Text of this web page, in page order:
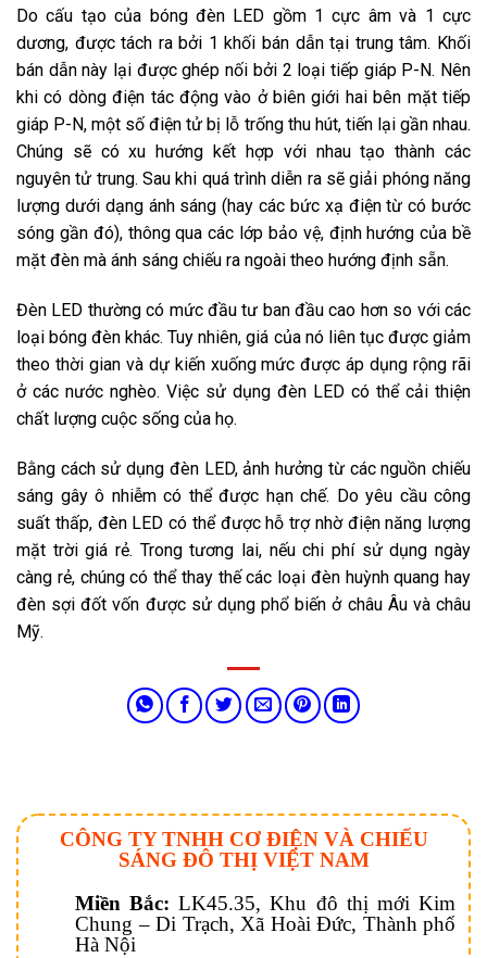
Do cấu tạo của bóng đèn LED gồm 1 cực âm và 1 cực
dương, được tách ra bởi 1 khối bán dẫn tại trung tâm. Khối
bán dẫn này lại được ghép nối bởi 2 loại tiếp giáp P-N. Nên
khi có dòng điện tác động vào ở biên giới hai bên mặt tiếp
giáp P-N, một số điện tử bị lỗ trống thu hút, tiến lại gần nhau.
Chúng sẽ có xu hướng kết hợp với nhau tạo thành các
nguyên tử trung. Sau khi quá trình diễn ra sẽ giải phóng năng
lượng dưới dạng ánh sáng (hay các bức xạ điện từ có bước
sóng gần đó), thông qua các lớp bảo vệ, định hướng của bề
mặt đèn mà ánh sáng chiếu ra ngoài theo hướng định sẵn.
Đèn LED thường có mức đầu tư ban đầu cao hơn so với các
loại bóng đèn khác. Tuy nhiên, giá của nó liên tục được giảm
theo thời gian và dự kiến xuống mức được áp dụng rộng rãi
ở các nước nghèo. Việc sử dụng đèn LED có thể cải thiện
chất lượng cuộc sống của họ.
Bằng cách sử dụng đèn LED, ảnh hưởng từ các nguồn chiếu
sáng gây ô nhiễm có thể được hạn chế. Do yêu cầu công
suất thấp, đèn LED có thể được hỗ trợ nhờ điện năng lượng
mặt trời giá rẻ. Trong tương lai, nếu chi phí sử dụng ngày
càng rẻ, chúng có thể thay thế các loại đèn huỳnh quang hay
đèn sợi đốt vốn được sử dụng phổ biến ở châu Âu và châu
Mỹ.
CÔNG TY TNHH CƠ ĐIỆN VÀ CHIẾU
SÁNG ĐÔ THỊ VIỆT NAM
Miền Bắc: LK45.35, Khu đô thị mới Kim
Chung – Di Trạch, Xã Hoài Đức, Thành phố
Hà Nội